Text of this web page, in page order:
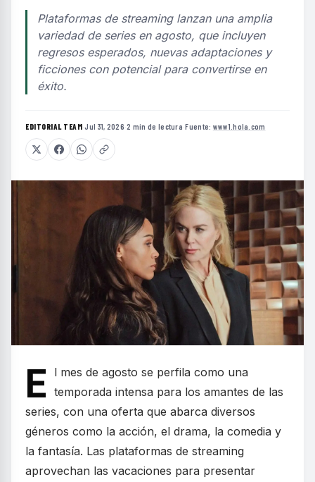
Plataformas de streaming lanzan una amplia
variedad de series en agosto, que incluyen
regresos esperados, nuevas adaptaciones y
ficciones con potencial para convertirse en
éxito.
EDITORIAL TEAM·Jul 31, 2026·2 min de lectura·Fuente: www1.hola.com
E
l mes de agosto se perfila como una
temporada intensa para los amantes de las
series, con una oferta que abarca diversos
géneros como la acción, el drama, la comedia y
la fantasía. Las plataformas de streaming
aprovechan las vacaciones para presentar